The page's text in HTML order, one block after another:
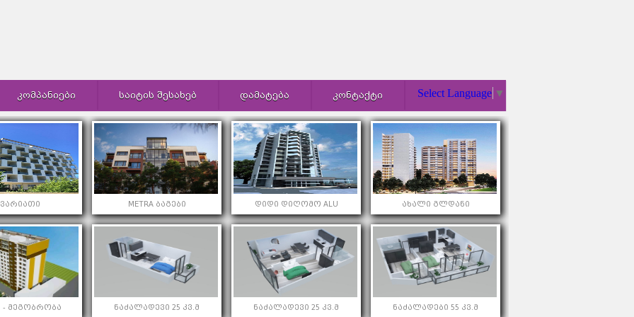
Select Language ▼
ᲙᲝᲛᲞᲐᲜᲘᲔᲑᲘ ᲡᲐᲘᲢᲘᲡ ᲨᲔᲡᲐᲮᲔᲑ ᲓᲐᲛᲐᲢᲔᲑᲐ ᲙᲝᲜᲢᲐᲥᲢᲘ
METRA ბაგები დიდი დიღომო ALU ახალი გლდანი
- მეგობრობა ნაძალადევი 25 კვ.მ ნაძალადევი 25 კვ.მ ნაძალადები 55 კვ.მ